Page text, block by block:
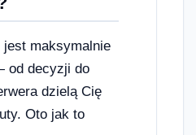
jest maksymalnie
od decyzji do
dzielą Cię
Oto jak to